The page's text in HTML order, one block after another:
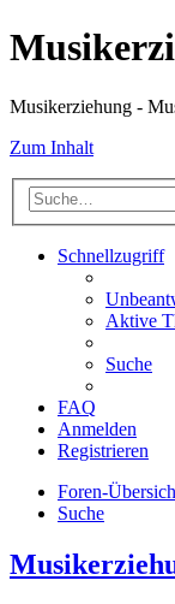
Musikerziehung -
Zum Inhalt
Schnellzugriff
Aktive
Suche
FAQ
Anmelden
Registrieren
Foren-
Suche